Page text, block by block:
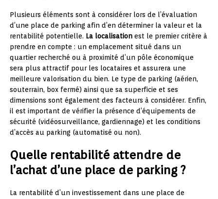
Plusieurs éléments sont à considérer lors de l’évaluation
d’une place de parking afin d’en déterminer la valeur et la
rentabilité potentielle. La localisation est le premier critère à
prendre en compte : un emplacement situé dans un
quartier recherché ou à proximité d’un pôle économique
sera plus attractif pour les locataires et assurera une
meilleure valorisation du bien. Le type de parking (aérien,
souterrain, box fermé) ainsi que sa superficie et ses
dimensions sont également des facteurs à considérer. Enfin,
il est important de vérifier la présence d’équipements de
sécurité (vidéosurveillance, gardiennage) et les conditions
d’accès au parking (automatisé ou non).
Quelle rentabilité attendre de
l’achat d’une place de parking ?
La rentabilité d’un investissement dans une place de